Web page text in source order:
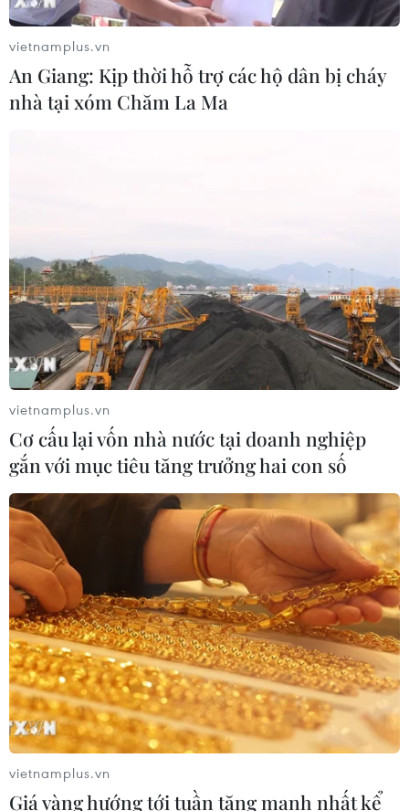
05/08/2026 03:25
Cảnh báo lừa đảo mùa tựu trường:
Cẩn trọng với thủ đoạn giả danh, đặt
nhãn hiệu nổi tiếng tại Đắk Lắk
04/08/2026 14:34
Xem thêm
CƠ QUAN CHỦ QUẢN: THÔNG TẤN XÃ VIỆT NAM
Tổng Biên tập: TRẦN TIẾN DUẨN
Phó Tổng Biên tập: NGUYỄN THỊ TÁM, KHÚC THANH
THỦY
Sở hữu trí tuệ
Quy định sử dụng
RSS
Hỗ trợ
Ngôn ngữ
TTXVN
Dịch vụ tin
Quảng cáo
Liên hệ
vietnamplus.vn
An Giang: Kịp thời hỗ trợ các hộ dân bị cháy
nhà tại xóm Chăm La Ma
vietnamplus.vn
Cơ cấu lại vốn nhà nước tại doanh nghiệp
gắn với mục tiêu tăng trưởng hai con số
vietnamplus.vn
Giá vàng hướng tới tuần tăng mạnh nhất kể